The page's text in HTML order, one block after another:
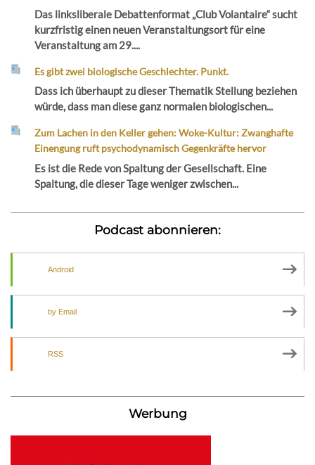
Das linksliberale Debattenformat „Club Volantaire“ sucht
kurzfristig einen neuen Veranstaltungsort für eine
Veranstaltung am 29....
Es gibt zwei biologische Geschlechter. Punkt.
Dass ich überhaupt zu dieser Thematik Stellung beziehen
würde, dass man diese ganz normalen biologischen...
Zum Lachen in den Keller gehen: Woke-Kultur: Zwanghafte
Einengung ruft psychodynamisch Gegenkräfte hervor
Es ist die Rede von Spaltung der Gesellschaft. Eine
Spaltung, die dieser Tage weniger zwischen...
Podcast abonnieren:
Android
by Email
RSS
Werbung